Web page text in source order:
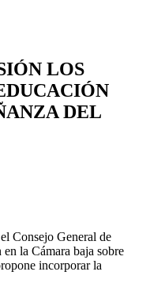
LOS
DEL
Consejo General de
la Cámara baja sobre
incorporar la